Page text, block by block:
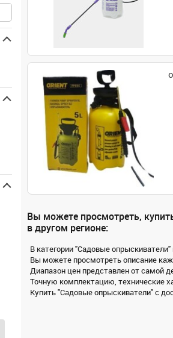
Вы можете просмотреть,
в другом регионе:
В категории "Садовые
Вы можете просмотреть описание
Диапазон цен представлен от самой
Точную комплектацию, технические
Купить "Садовые опрыскиватели" с